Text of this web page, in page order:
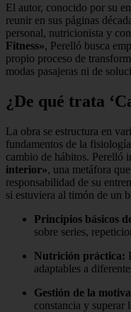
El autor, conocido por su
reunir en sus páginas
personal, nutricionista y
Fitness», Perelló busca
propio proceso de
modas pasajeras ni de
¿De qué trata
La obra se estructura en
fundamentos de la
cambio de hábitos. Perelló
interior», una metáfora
responsabilidad de su
si estuviera al timón de un
Principios básicos
sobre series,
Nutrición práctica:
adaptables a
Gestión de la
constancia y superar